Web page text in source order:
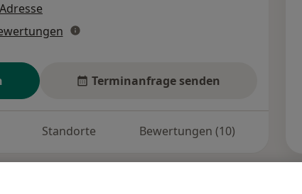
Terminanfrage senden
Standorte Bewertungen (10)